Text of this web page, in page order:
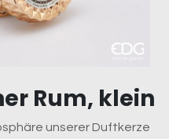
Rum, klein
unserer Duftkerze